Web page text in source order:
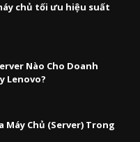
chủ tối ưu hiệu suất
Nào Cho Doanh
Lenovo?
Máy Chủ (Server) Trong